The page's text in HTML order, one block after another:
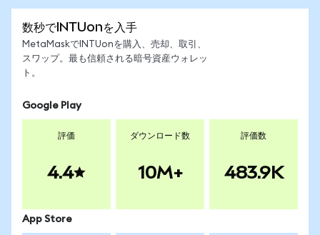
数秒でINTUonを入手
MetaMaskでINTUonを購入、売却、取引、
スワップ。最も信頼される暗号資産ウォレッ
ト。
Google Play
評価
4.4
ダウンロード数
10M+
評価数
483.9K
App Store